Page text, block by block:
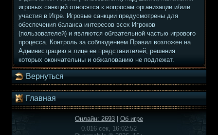
игровых санкций относятся к вопросам организации и/или
участия в Игре. Игровые санкции предусмотрены для
обеспечения баланса интересов всех Игроков
(пользователей) и являются обязательной частью игрового
процесса. Контроль за соблюдением Правил возложен на
Администрацию в лице ее представителей, решения
которых окончательны и обжалованию не подлежат.
Вернуться
Главная
Онлайн: 2693
Об игре
0.016 сек, 16:02:52